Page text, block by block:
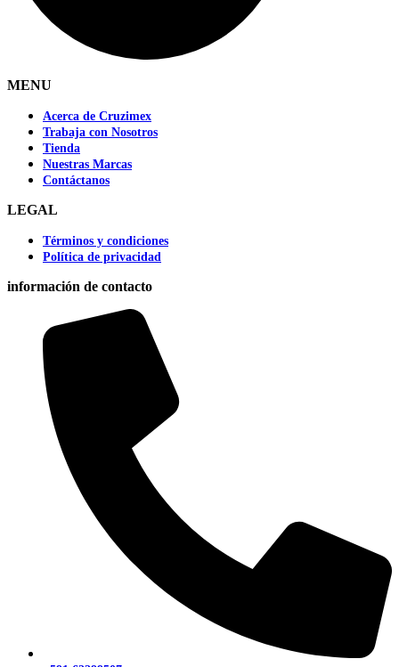
MENU
Acerca de Cruzimex
Trabaja con Nosotros
Tienda
Nuestras Marcas
Contáctanos
LEGAL
Términos y condiciones
Política de privacidad
información de contacto